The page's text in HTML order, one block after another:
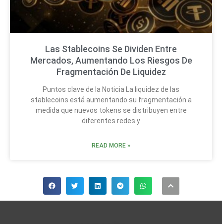
Las Stablecoins Se Dividen Entre
Mercados, Aumentando Los Riesgos De
Fragmentación De Liquidez
Puntos clave de la Noticia La liquidez de las
stablecoins está aumentando su fragmentación a
medida que nuevos tokens se distribuyen entre
diferentes redes y
READ MORE »